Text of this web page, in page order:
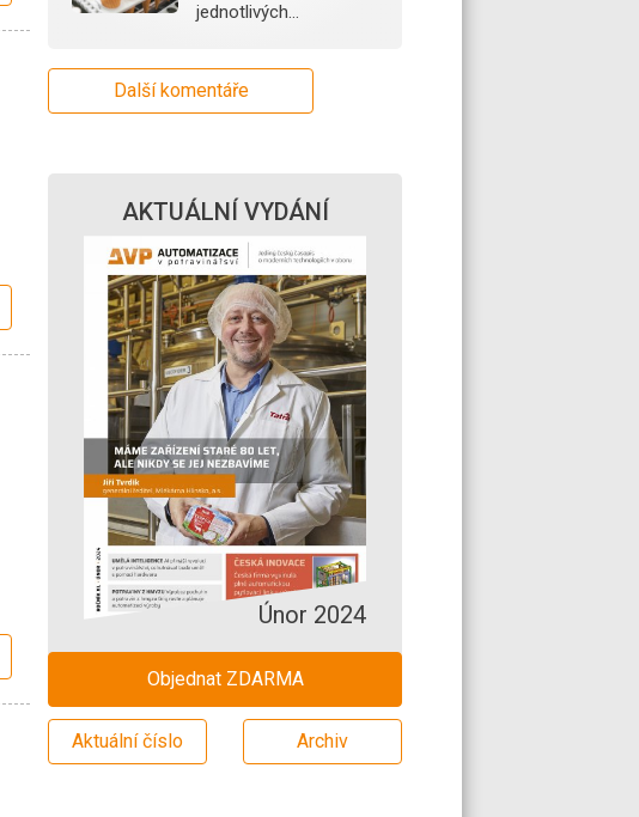
jednotlivých…
Další komentáře
AKTUÁLNÍ VYDÁNÍ
Únor 2024
Objednat ZDARMA
Aktuální číslo Archiv